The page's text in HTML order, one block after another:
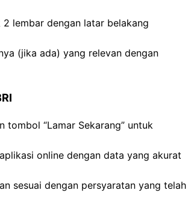
lembar dengan latar belakang
(jika ada) yang relevan dengan
tombol “Lamar Sekarang” untuk
online dengan data yang akurat
sesuai dengan persyaratan yang telah